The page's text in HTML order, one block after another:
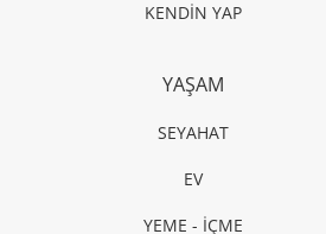
KENDİN YAP
YAŞAM
SEYAHAT
EV
YEME - İÇME